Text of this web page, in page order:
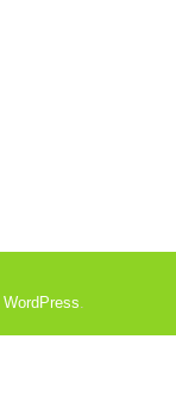
WordPress.